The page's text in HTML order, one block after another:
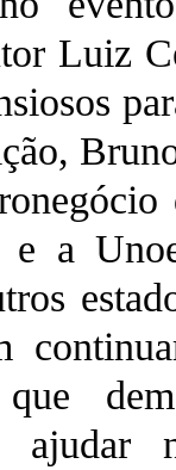
Luiz
e a
que